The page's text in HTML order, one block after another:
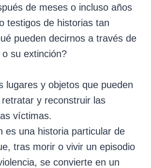
de meses o incluso años
testigos de historias tan
pueden decirnos a través de
su extinción?
lugares y objetos que pueden
y reconstruir las
víctimas.
es una historia particular de
tras morir o vivir un episodio
se convierte en un